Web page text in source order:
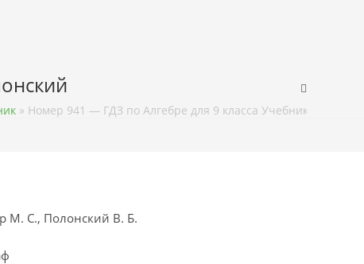
» Номер 941 — ГДЗ по Алгебре для 9 класса Учебник
М. С., Полонский В. Б.